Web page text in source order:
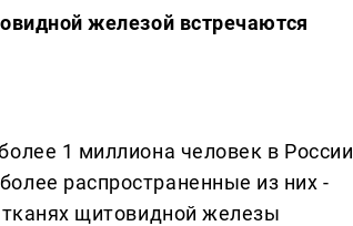
железой встречаются
1 миллиона человек в России
распространенные из них -
щитовидной железы